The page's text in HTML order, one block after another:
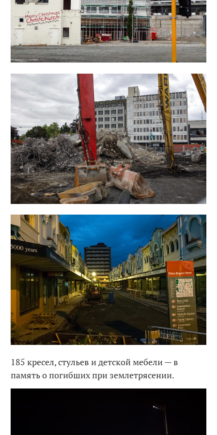
185 кресел, стульев и детской мебели — в
память о погибших при землетрясении.